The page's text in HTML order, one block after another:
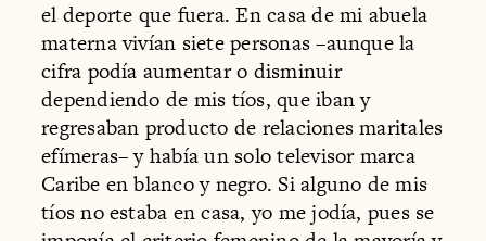
el deporte que fuera. En casa de mi abuela
materna vivían siete personas –aunque la
cifra podía aumentar o disminuir
dependiendo de mis tíos, que iban y
regresaban producto de relaciones maritales
efímeras– y había un solo televisor marca
Caribe en blanco y negro. Si alguno de mis
tíos no estaba en casa, yo me jodía, pues se